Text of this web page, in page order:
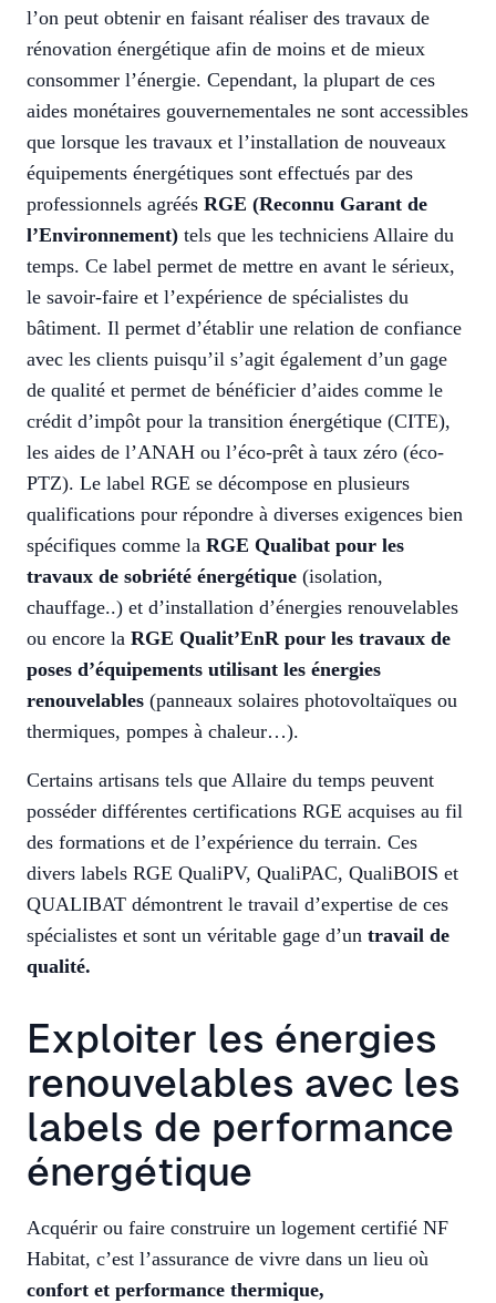
l’on peut obtenir en faisant réaliser des travaux de
rénovation énergétique afin de moins et de mieux
consommer l’énergie. Cependant, la plupart de ces
aides monétaires gouvernementales ne sont accessibles
que lorsque les travaux et l’installation de nouveaux
équipements énergétiques sont effectués par des
professionnels agréés RGE (Reconnu Garant de
l’Environnement) tels que les techniciens Allaire du
temps. Ce label permet de mettre en avant le sérieux,
le savoir-faire et l’expérience de spécialistes du
bâtiment. Il permet d’établir une relation de confiance
avec les clients puisqu’il s’agit également d’un gage
de qualité et permet de bénéficier d’aides comme le
crédit d’impôt pour la transition énergétique (CITE),
les aides de l’ANAH ou l’éco-prêt à taux zéro (éco-
PTZ). Le label RGE se décompose en plusieurs
qualifications pour répondre à diverses exigences bien
spécifiques comme la RGE Qualibat pour les
travaux de sobriété énergétique (isolation,
chauffage..) et d’installation d’énergies renouvelables
ou encore la RGE Qualit’EnR pour les travaux de
poses d’équipements utilisant les énergies
renouvelables (panneaux solaires photovoltaïques ou
thermiques, pompes à chaleur…).
Certains artisans tels que Allaire du temps peuvent
posséder différentes certifications RGE acquises au fil
des formations et de l’expérience du terrain. Ces
divers labels RGE QualiPV, QualiPAC, QualiBOIS et
QUALIBAT démontrent le travail d’expertise de ces
spécialistes et sont un véritable gage d’un travail de
qualité.
Exploiter les énergies
renouvelables avec les
labels de performance
énergétique
Acquérir ou faire construire un logement certifié NF
Habitat, c’est l’assurance de vivre dans un lieu où
confort et performance thermique,